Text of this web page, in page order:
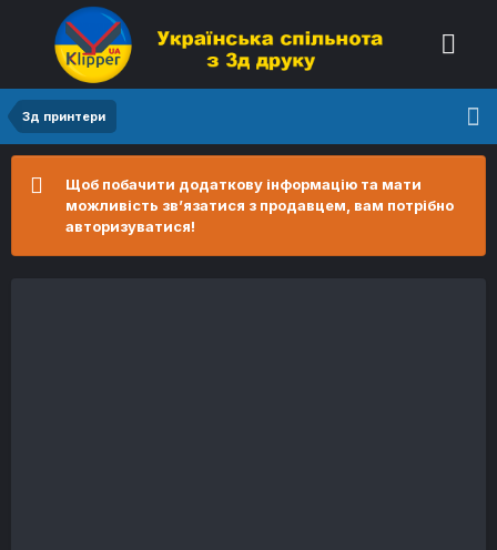
3д принтери
Щоб побачити додаткову інформацію та мати
можливість зв’язатися з продавцем, вам потрібно
авторизуватися!